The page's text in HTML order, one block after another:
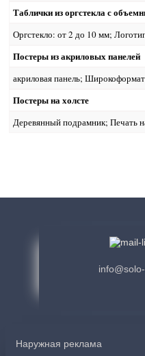
Таблички из оргстекла с
Оргстекло: от 2 до 10 мм;
Постеры из акриловых панелей
акриловая панель;
Постеры на холсте
Деревянный подрамник; Печать
Наружная реклама